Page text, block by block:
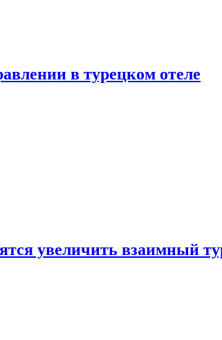
в турецком отеле
увеличить взаимный